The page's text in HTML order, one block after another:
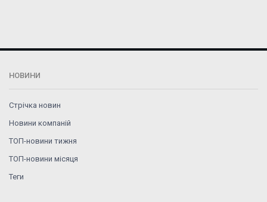
НОВИНИ
Стрічка новин
Новини компаній
ТОП-новини тижня
ТОП-новини місяця
Теги